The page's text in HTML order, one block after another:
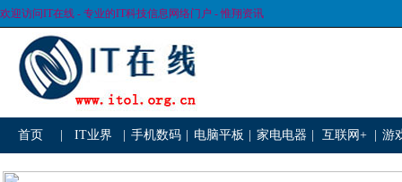
欢迎访问IT在线 - 专业的IT科技信息网络门户 - 惟翔资讯
首页 IT业界 手机数码 电脑平板 家电电器 互联网+ 游